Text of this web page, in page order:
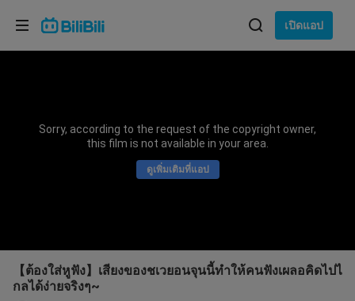
เปิดแอป
Sorry, according to the request of the copyright owner,
this film is not available in your area.
ดูเพิ่มเติมที่แอป
【ต้องใส่หูฟัง】เสียงของชเวยอนจุนนี้ทำให้คนฟังเผลอคิดไปไ
กลได้ง่ายจริงๆ~
เลือกภาษา